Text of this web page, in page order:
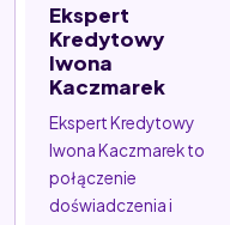
Ekspert
Kredytowy
Iwona
Kaczmarek
Ekspert Kredytowy
Iwona Kaczmarek to
połączenie
doświadczenia i